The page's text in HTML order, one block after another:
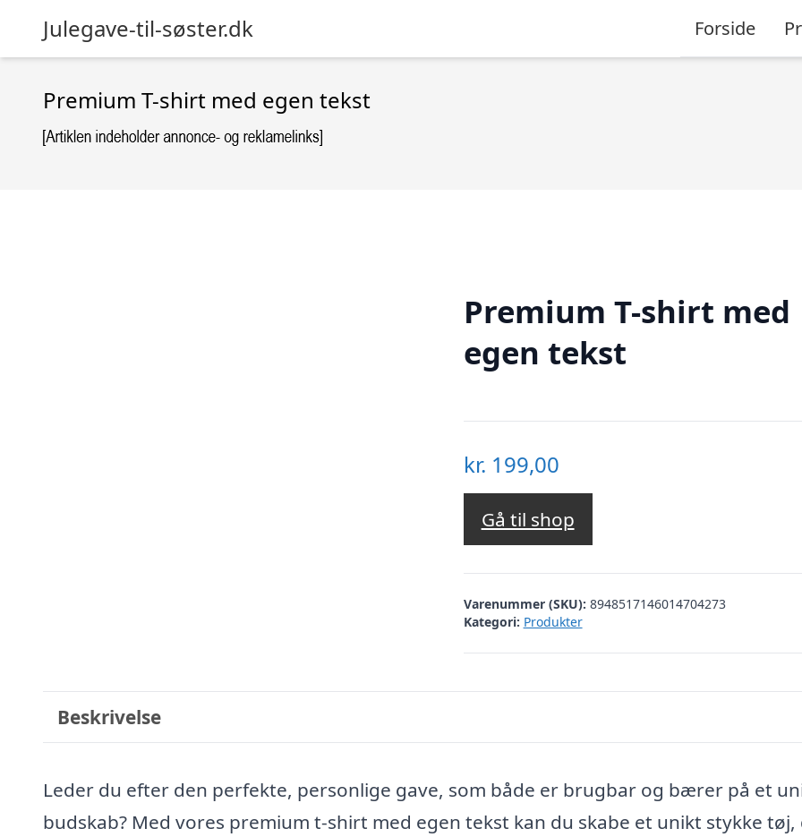
Julegave-til-søster.dk Forside
Premium T-shirt med egen tekst
Premium T-shirt med
egen tekst
kr. 199,00
Gå til shop
Varenummer (SKU): 8948517146014704273
Kategori: Produkter
Beskrivelse
Leder du efter den perfekte, personlige gave, som både er brugbar og bærer på et
budskab? Med vores premium t-shirt med egen tekst kan du skabe et unikt stykke tøj,